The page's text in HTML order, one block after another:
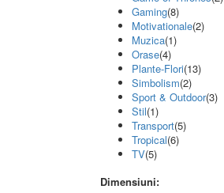
Gaming(8)
Motivationale(2)
Muzica(1)
Orase(4)
Plante-Flori(13)
Simbolism(2)
Sport & Outdoor(3)
Stil(1)
Transport(5)
Tropical(6)
TV(5)
Dimensiuni: